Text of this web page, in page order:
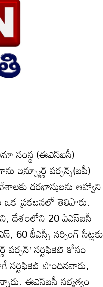
సంస్థ (ఈఎస్‌ఐసీ)
పర్సన్స్‌(ఐపీ)
దరఖాస్తులను ఆహ్వాని
ఒక ప్రకటనలో తెలిపారు.
దేశంలోని 20 ఏఎస్‌ఐసీ
60 బీఎస్సీ నర్సింగ్‌ సీట్లకు
పర్సన్‌’ సర్టిఫికెట్‌ కోసం
పొందినవారు,
ఈఎస్‌ఐసీ సభ్యత్వం